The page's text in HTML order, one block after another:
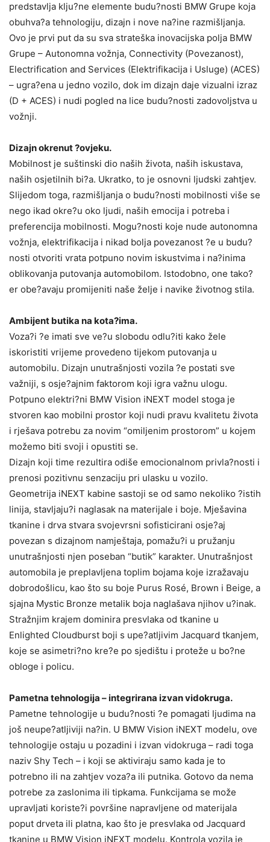
predstavlja klju?ne elemente budu?nosti BMW Grupe koja
obuhva?a tehnologiju, dizajn i nove na?ine razmišljanja.
Ovo je prvi put da su sva strateška inovacijska polja BMW
Grupe – Autonomna vožnja, Connectivity (Povezanost),
Electrification and Services (Elektrifikacija i Usluge) (ACES)
– ugra?ena u jedno vozilo, dok im dizajn daje vizualni izraz
(D + ACES) i nudi pogled na lice budu?nosti zadovoljstva u
vožnji.
Dizajn okrenut ?ovjeku.
Mobilnost je suštinski dio naših života, naših iskustava,
naših osjetilnih bi?a. Ukratko, to je osnovni ljudski zahtjev.
Slijedom toga, razmišljanja o budu?nosti mobilnosti više se
nego ikad okre?u oko ljudi, naših emocija i potreba i
preferencija mobilnosti. Mogu?nosti koje nude autonomna
vožnja, elektrifikacija i nikad bolja povezanost ?e u budu?
nosti otvoriti vrata potpuno novim iskustvima i na?inima
oblikovanja putovanja automobilom. Istodobno, one tako?
er obe?avaju promijeniti naše želje i navike životnog stila.
Ambijent butika na kota?ima.
Voza?i ?e imati sve ve?u slobodu odlu?iti kako žele
iskoristiti vrijeme provedeno tijekom putovanja u
automobilu. Dizajn unutrašnjosti vozila ?e postati sve
važniji, s osje?ajnim faktorom koji igra važnu ulogu.
Potpuno elektri?ni BMW Vision iNEXT model stoga je
stvoren kao mobilni prostor koji nudi pravu kvalitetu života
i rješava potrebu za novim “omiljenim prostorom” u kojem
možemo biti svoji i opustiti se.
Dizajn koji time rezultira odiše emocionalnom privla?nosti i
prenosi pozitivnu senzaciju pri ulasku u vozilo.
Geometrija iNEXT kabine sastoji se od samo nekoliko ?istih
linija, stavljaju?i naglasak na materijale i boje. Mješavina
tkanine i drva stvara svojevrsni sofisticirani osje?aj
povezan s dizajnom namještaja, pomažu?i u pružanju
unutrašnjosti njen poseban “butik” karakter. Unutrašnjost
automobila je preplavljena toplim bojama koje izražavaju
dobrodošlicu, kao što su boje Purus Rosé, Brown i Beige, a
sjajna Mystic Bronze metalik boja naglašava njihov u?inak.
Stražnjim krajem dominira presvlaka od tkanine u
Enlighted Cloudburst boji s upe?atljivim Jacquard tkanjem,
koje se asimetri?no kre?e po sjedištu i proteže u bo?ne
obloge i policu.
Pametna tehnologija – integrirana izvan vidokruga.
Pametne tehnologije u budu?nosti ?e pomagati ljudima na
još neupe?atljiviji na?in. U BMW Vision iNEXT modelu, ove
tehnologije ostaju u pozadini i izvan vidokruga – radi toga
naziv Shy Tech – i koji se aktiviraju samo kada je to
potrebno ili na zahtjev voza?a ili putnika. Gotovo da nema
potrebe za zaslonima ili tipkama. Funkcijama se može
upravljati koriste?i površine napravljene od materijala
poput drveta ili platna, kao što je presvlaka od Jacquard
tkanine u BMW Vision iNEXT modelu. Kontrola vozila je